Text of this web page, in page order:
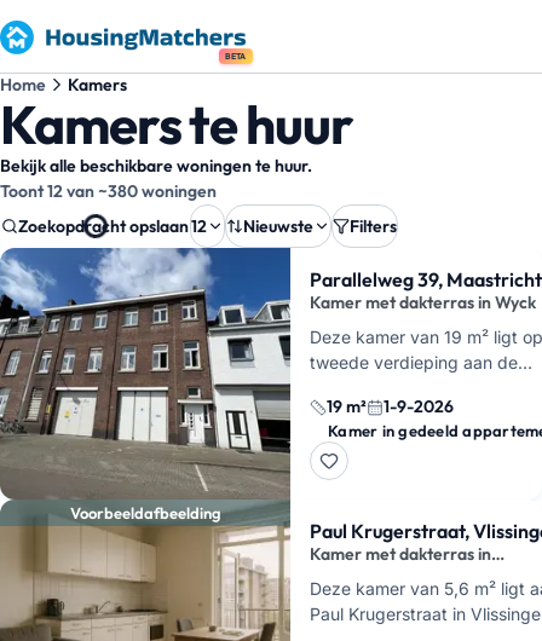
BETA
Home Kamers
Kamers te huur
Bekijk alle beschikbare woningen te huur.
Toont 12 van ~380 woningen
Zoekopdracht opslaan12 Nieuwste Filters
Zoekresultaten Parallelweg 39, Maastricht
Kamer met dakterras in Wyck
Deze kamer van 19 m² ligt
tweede verdieping aan de
Maastricht Centraal. Je
badkamer met douche, de
keuken…
19 m² 1-9-2026
Kamer in gedeeld
Voorbeeldafbeelding
Paul Krugerstraat,
Kamer met dakterras in
Vlissingen
Deze kamer van 5,6 m² ligt
Paul Krugerstraat in